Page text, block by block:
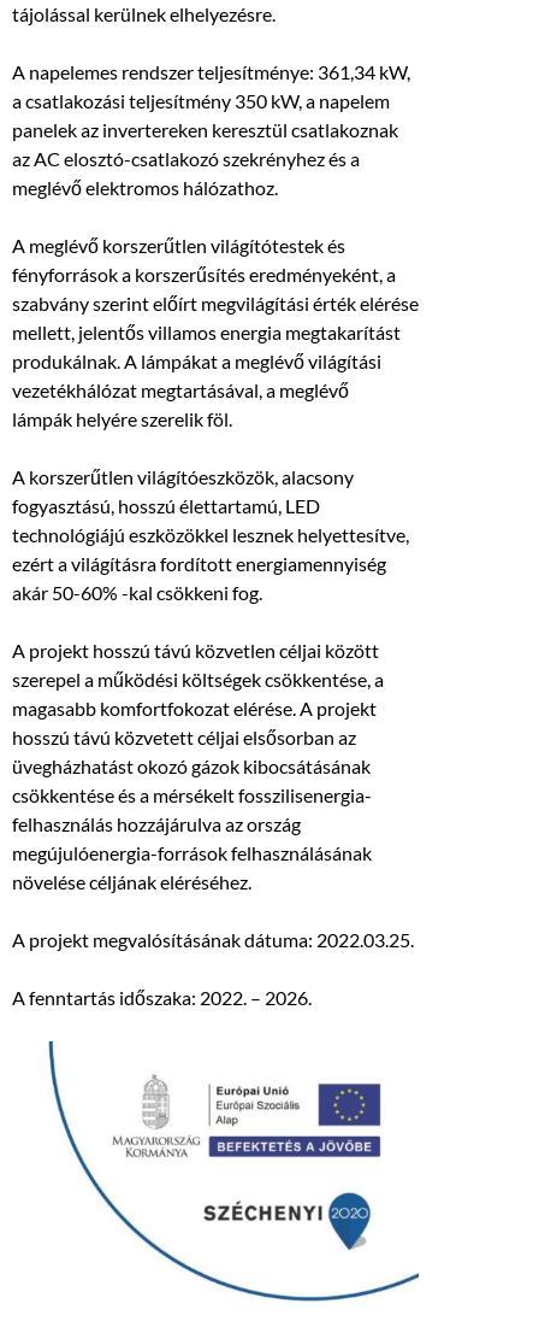
tájolással kerülnek elhelyezésre.
A napelemes rendszer teljesítménye: 361,34 kW,
a csatlakozási teljesítmény 350 kW, a napelem
panelek az invertereken keresztül csatlakoznak
az AC elosztó-csatlakozó szekrényhez és a
meglévő elektromos hálózathoz.
A meglévő korszerűtlen világítótestek és
fényforrások a korszerűsítés eredményeként, a
szabvány szerint előírt megvilágítási érték elérése
mellett, jelentős villamos energia megtakarítást
produkálnak. A lámpákat a meglévő világítási
vezetékhálózat megtartásával, a meglévő
lámpák helyére szerelik föl.
A korszerűtlen világítóeszközök, alacsony
fogyasztású, hosszú élettartamú, LED
technológiájú eszközökkel lesznek helyettesítve,
ezért a világításra fordított energiamennyiség
akár 50-60% -kal csökkeni fog.
A projekt hosszú távú közvetlen céljai között
szerepel a működési költségek csökkentése, a
magasabb komfortfokozat elérése. A projekt
hosszú távú közvetett céljai elsősorban az
üvegházhatást okozó gázok kibocsátásának
csökkentése és a mérsékelt fosszilisenergia-
felhasználás hozzájárulva az ország
megújulóenergia-források felhasználásának
növelése céljának eléréséhez.
A projekt megvalósításának dátuma: 2022.03.25.
A fenntartás időszaka: 2022. – 2026.